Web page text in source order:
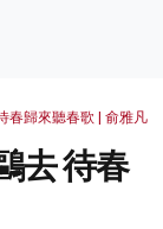
春歸來聽春歌 | 俞雅凡
去 待春